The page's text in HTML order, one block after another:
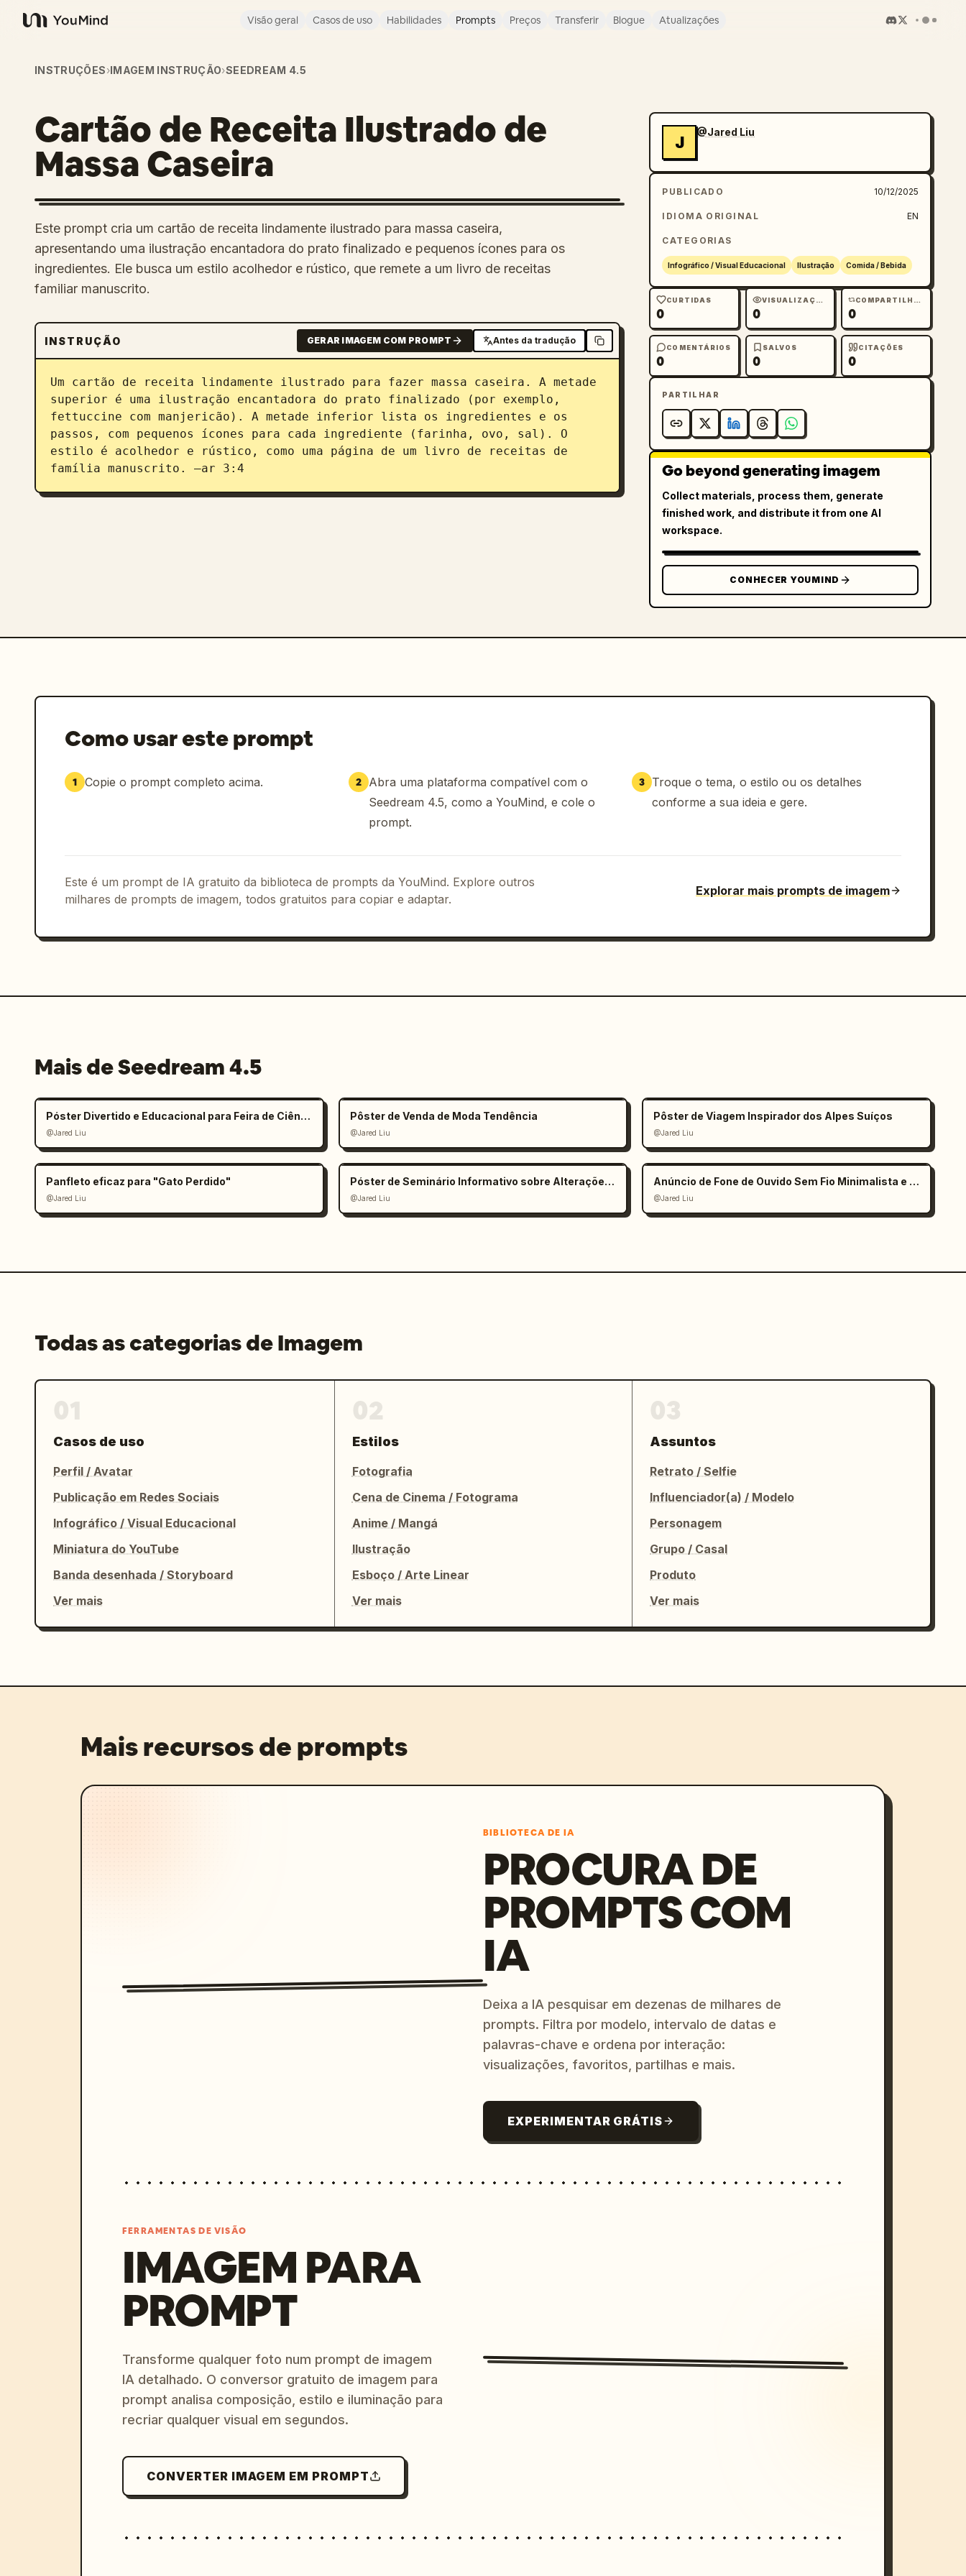
YouMind
Visão geral Casos de uso Habilidades Prompts Preços Transferir Blogue Atualizações
INSTRUÇÕES›IMAGEM INSTRUÇÃO›SEEDREAM 4.5
Cartão de Receita Ilustrado de
Massa Caseira
Este prompt cria um cartão de receita lindamente ilustrado para massa caseira,
apresentando uma ilustração encantadora do prato finalizado e pequenos ícones para os
ingredientes. Ele busca um estilo acolhedor e rústico, que remete a um livro de receitas
familiar manuscrito.
INSTRUÇÃO GERAR IMAGEM COM PROMPT Antes da tradução
Um cartão de receita lindamente ilustrado para fazer massa caseira. A metade
superior é uma ilustração encantadora do prato finalizado (por exemplo,
fettuccine com manjericão). A metade inferior lista os ingredientes e os
passos, com pequenos ícones para cada ingrediente (farinha, ovo, sal). O
estilo é acolhedor e rústico, como uma página de um livro de receitas de
família manuscrito. –ar 3:4
J
@Jared Liu
PUBLICADO 10/12/2025
IDIOMA ORIGINAL EN
CATEGORIAS
Infográfico / Visual Educacional Ilustração Comida / Bebida
CURTIDAS
0
VISUALIZAÇÕES
0
COMPARTILHAMENTOS
0
COMENTÁRIOS
0
SALVOS
0
CITAÇÕES
0
PARTILHAR
Go beyond generating imagem
Collect materials, process them, generate
finished work, and distribute it from one AI
workspace.
CONHECER YOUMIND
Como usar este prompt
1 Copie o prompt completo acima. 2 Abra uma plataforma compatível com o
Seedream 4.5, como a YouMind, e cole o
prompt.
3
Troque o tema, o estilo ou os detalhes
conforme a sua ideia e gere.
Este é um prompt de IA gratuito da biblioteca de prompts da YouMind. Explore outros
milhares de prompts de imagem, todos gratuitos para copiar e adaptar.
Explorar mais prompts de imagem
Mais de Seedream 4.5
Póster Divertido e Educacional para Feira de Ciências Infantil
@Jared Liu
Pôster de Venda de Moda Tendência
@Jared Liu
Pôster de Viagem Inspirador dos Alpes Suíços
@Jared Liu
Panfleto eficaz para "Gato Perdido"
@Jared Liu
Póster de Seminário Informativo sobre Alterações Climáticas
@Jared Liu
Anúncio de Fone de Ouvido Sem Fio Minimalista e Elegante
@Jared Liu
Todas as categorias de Imagem
Casos de uso
Perfil / Avatar
Publicação em Redes Sociais
Infográfico / Visual Educacional
Miniatura do YouTube
Banda desenhada / Storyboard
Ver mais
Estilos
Fotografia
Cena de Cinema / Fotograma
Anime / Mangá
Ilustração
Esboço / Arte Linear
Ver mais
Assuntos
Retrato / Selfie
Influenciador(a) / Modelo
Personagem
Grupo / Casal
Produto
Ver mais
Mais recursos de prompts
BIBLIOTECA DE IA
PROCURA DE
PROMPTS COM
IA
Deixa a IA pesquisar em dezenas de milhares de
prompts. Filtra por modelo, intervalo de datas e
palavras-chave e ordena por interação:
visualizações, favoritos, partilhas e mais.
EXPERIMENTAR GRÁTIS
FERRAMENTAS DE VISÃO
IMAGEM PARA
PROMPT
Transforme qualquer foto num prompt de imagem
IA detalhado. O conversor gratuito de imagem para
prompt analisa composição, estilo e iluminação para
recriar qualquer visual em segundos.
CONVERTER IMAGEM EM PROMPT